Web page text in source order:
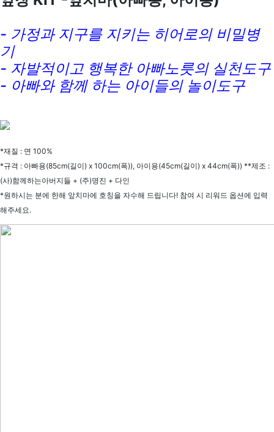
- 가정과 지구를 지키는 히어로의 비밀병
기
- 자발적이고 행복한 아빠노릇의 실천도구
- 아빠와 함께 하는 아이들의 놀이도구
*재질 : 면 100%
*규격 : 아빠용(85cm(길이) x 100cm(폭)), 아이용(45cm(길이) x 44cm(폭)) **제조 :
(사)함께하는아버지들 + (주)명진 + 다인
*원하시는 분에 한해 앞치마에 호칭을 자수해 드립니다! 참여 시 리워드 옵션에 입력
해주세요.